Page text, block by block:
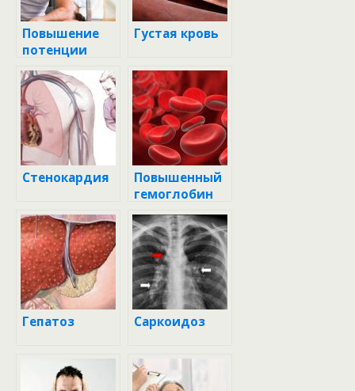
Повышение
потенции
Густая кровь
Стенокардия
Повышенный
гемоглобин
Гепатоз Саркоидоз